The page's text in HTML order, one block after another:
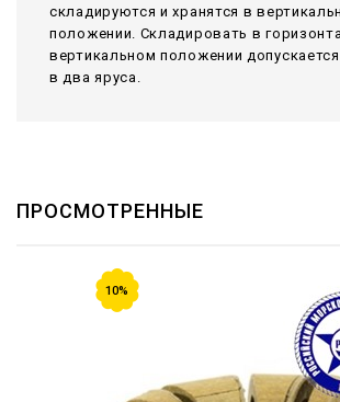
складируются и хранятся в
положении. Складировать в
вертикальном положении
в два яруса.
ПРОСМОТРЕННЫЕ
10%